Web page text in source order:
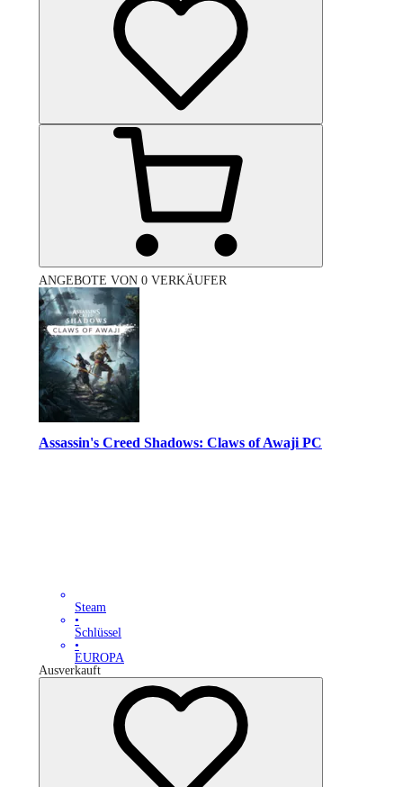
ANGEBOTE VON 0 VERKÄUFER
Assassin's Creed Shadows: Claws of Awaji PC
Steam
•
Schlüssel
•
EUROPA
Ausverkauft